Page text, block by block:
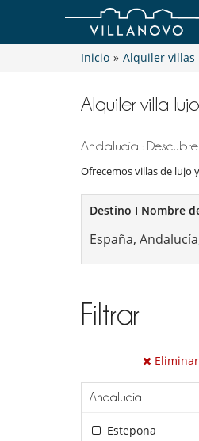
Inicio » Alquiler villas
Alquiler villa
Andalucía :
Ofrecemos villas de lujo
Destino I Nombre
Filtrar
Andalucía
Estepona